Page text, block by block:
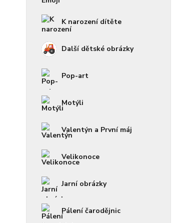
K narození dítěte
Další dětské obrázky
Pop-art
Motýli
Valentýn a První máj
Velikonoce
Jarní obrázky
Pálení čarodějnic